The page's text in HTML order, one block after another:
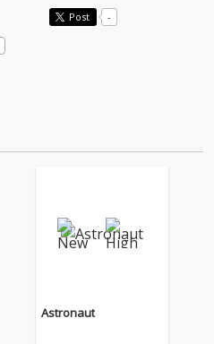
Post -
Astronaut